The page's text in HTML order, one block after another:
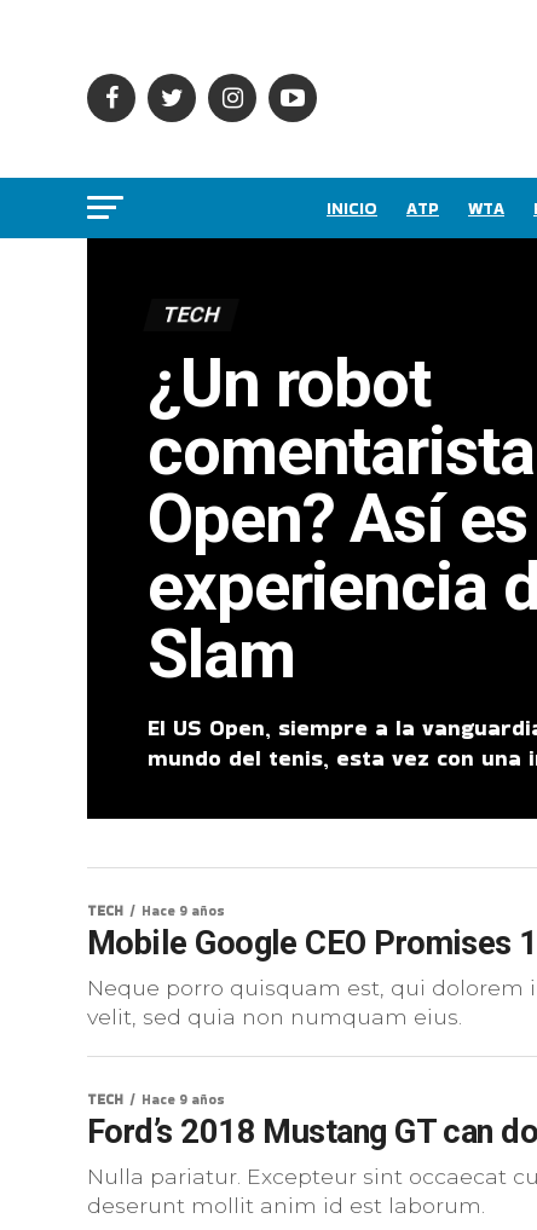
INICIO ATP WTA
TECH
¿Un robot
Open? Así
experiencia
Slam
El US Open, siempre a la
mundo del tenis, esta vez con una
TECH Hace 9 años
Mobile Google CEO Promises
Neque porro quisquam est, qui
velit, sed quia non numquam eius.
TECH Hace 9 años
Ford’s 2018 Mustang GT can
Nulla pariatur. Excepteur sint occaecat
deserunt mollit anim id est laborum.